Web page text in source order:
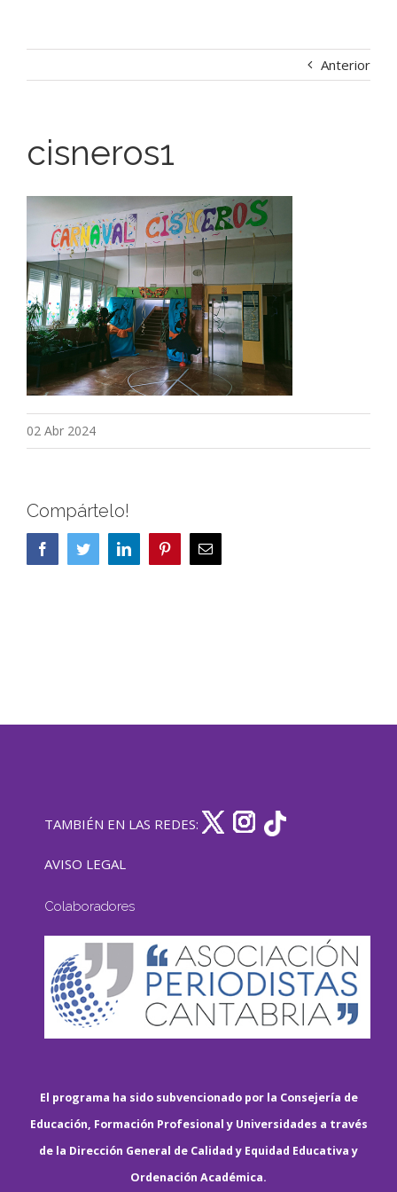
Anterior
cisneros1
02 Abr 2024
Compártelo!
FacebookTwitterLinkedIn PinterestCorreo
electrónico
TAMBIÉN EN LAS REDES:
AVISO LEGAL
Colaboradores
El programa ha sido subvencionado por la Consejería de
Educación, Formación Profesional y Universidades a través
de la Dirección General de Calidad y Equidad Educativa y
Ordenación Académica.